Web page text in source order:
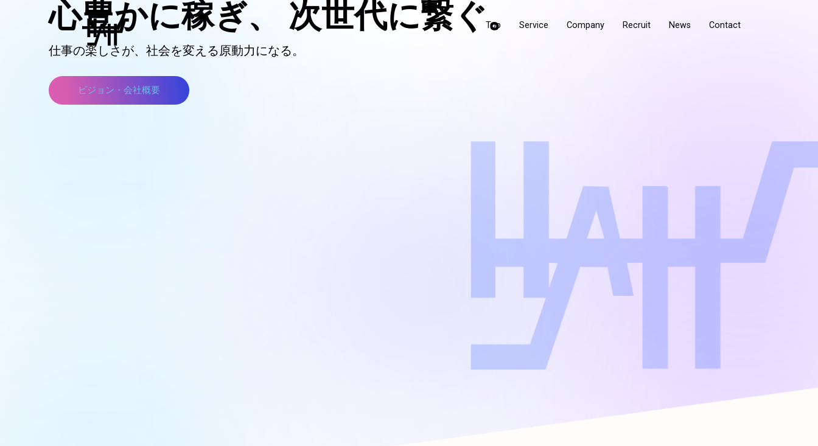
Top Service Company Recruit News Contact
心豊かに稼ぎ、 次世代に繋ぐ。
仕事の楽しさが、社会を変える原動力になる。
ビジョン・会社概要